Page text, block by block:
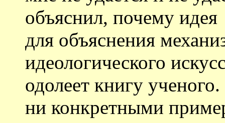
объяснил, почему
для объяснения
идеологического
одолеет книгу
ни конкретными